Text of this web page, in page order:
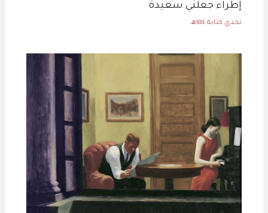
إطراء جعلني سعيدة
تحدي كتابة ١٤٤٤هـ